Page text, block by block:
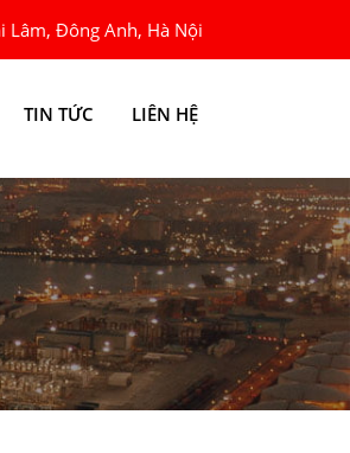
Đông Anh, Hà Nội
TIN TỨC LIÊN HỆ